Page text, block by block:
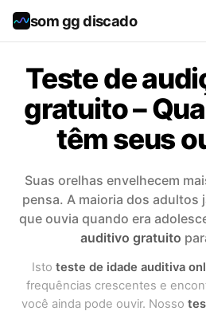
som gg discado
Teste de
gratuito –
têm seus
Suas orelhas envelhecem
pensa. A maioria dos adultos
que ouvia quando era
auditivo gratuito
Isto teste de idade auditiva
frequências crescentes e
você ainda pode ouvir. Nosso